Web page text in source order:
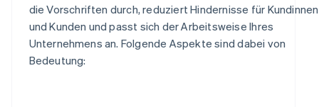
die Vorschriften durch, reduziert Hindernisse für Kundinnen
und Kunden und passt sich der Arbeitsweise Ihres
Unternehmens an. Folgende Aspekte sind dabei von
Bedeutung: